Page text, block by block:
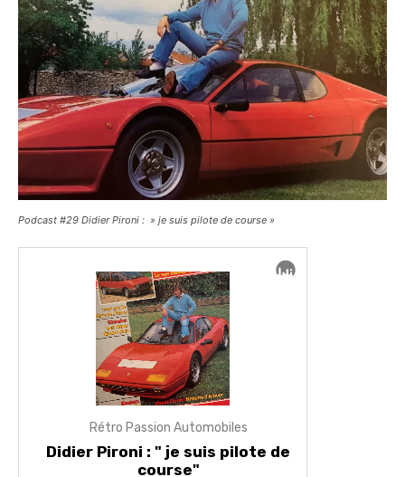
Podcast #29 Didier Pironi : » je suis pilote de course »